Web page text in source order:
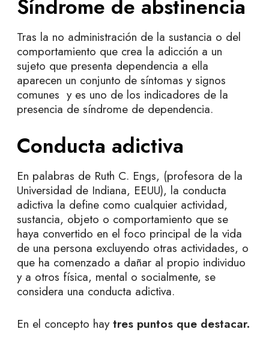
Síndrome de abstinencia
Tras la no administración de la sustancia o del
comportamiento que crea la adicción a un
sujeto que presenta dependencia a ella
aparecen un conjunto de síntomas y signos
comunes y es uno de los indicadores de la
presencia de síndrome de dependencia.
Conducta adictiva
En palabras de Ruth C. Engs, (profesora de la
Universidad de Indiana, EEUU), la conducta
adictiva la define como cualquier actividad,
sustancia, objeto o comportamiento que se
haya convertido en el foco principal de la vida
de una persona excluyendo otras actividades, o
que ha comenzado a dañar al propio individuo
y a otros física, mental o socialmente, se
considera una conducta adictiva.
En el concepto haytres puntos que destacar.